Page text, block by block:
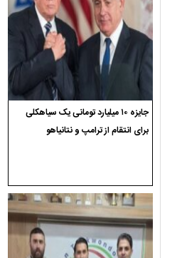
جایزه ۱۰ میلیارد تومانی یک سیاهکلی
برای انتقام از ترامپ و نتانیاهو